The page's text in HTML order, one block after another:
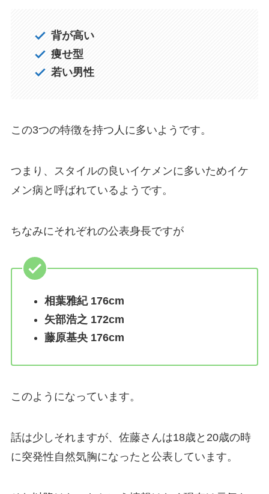
背が高い
痩せ型
若い男性
この3つの特徴を持つ人に多いようです。
つまり、スタイルの良いイケメンに多いためイケ
メン病と呼ばれているようです。
ちなみにそれぞれの公表身長ですが
相葉雅紀 176cm
矢部浩之 172cm
藤原基央 176cm
このようになっています。
話は少しそれますが、佐藤さんは18歳と20歳の時
に突発性自然気胸になったと公表しています。